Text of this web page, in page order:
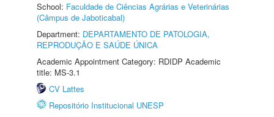
School: Faculdade de Ciências Agrárias e Veterinárias
(Câmpus de Jaboticabal)
Department: DEPARTAMENTO DE PATOLOGIA,
REPRODUÇÃO E SAÚDE ÚNICA
Academic Appointment Category: RDIDP Academic
title: MS-3.1
CV Lattes
Repositório Institucional UNESP